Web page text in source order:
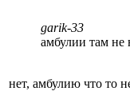
garik-33
амбулии там не
нет, амбулию что то